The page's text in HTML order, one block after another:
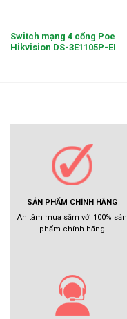
Switch mạng 4 cổng Poe
Hikvision DS-3E1105P-EI
SẢN PHẨM CHÍNH HÃNG
An tâm mua sắm với 100% sản
phẩm chính hãng